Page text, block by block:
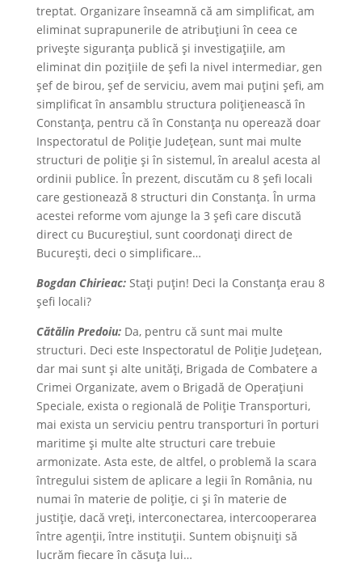
treptat. Organizare înseamnă că am simplificat, am
eliminat suprapunerile de atribuțiuni în ceea ce
privește siguranța publică și investigațiile, am
eliminat din pozițiile de șefi la nivel intermediar, gen
şef de birou, şef de serviciu, avem mai puțini șefi, am
simplificat în ansamblu structura polițienească în
Constanța, pentru că în Constanța nu operează doar
Inspectoratul de Poliție Județean, sunt mai multe
structuri de poliție și în sistemul, în arealul acesta al
ordinii publice. În prezent, discutăm cu 8 șefi locali
care gestionează 8 structuri din Constanța. În urma
acestei reforme vom ajunge la 3 șefi care discută
direct cu Bucureștiul, sunt coordonați direct de
București, deci o simplificare…
Bogdan Chirieac:Staţi puţin! Deci la Constanța erau 8
șefi locali?
Cătălin Predoiu:Da, pentru că sunt mai multe
structuri. Deci este Inspectoratul de Poliție Județean,
dar mai sunt și alte unități, Brigada de Combatere a
Crimei Organizate, avem o Brigadă de Operațiuni
Speciale, exista o regională de Poliție Transporturi,
mai exista un serviciu pentru transporturi în porturi
maritime și multe alte structuri care trebuie
armonizate. Asta este, de altfel, o problemă la scara
întregului sistem de aplicare a legii în România, nu
numai în materie de poliție, ci și în materie de
justiție, dacă vreți, interconectarea, intercooperarea
între agenții, între instituții. Suntem obișnuiți să
lucrăm fiecare în căsuța lui…